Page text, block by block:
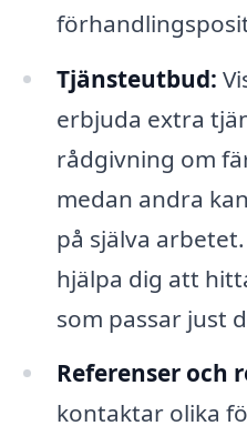
Tjänsteutbud:
erbjuda extra
rådgivning om
medan andra
på själva
hjälpa dig att
som passar just
Referenser och
kontaktar olika